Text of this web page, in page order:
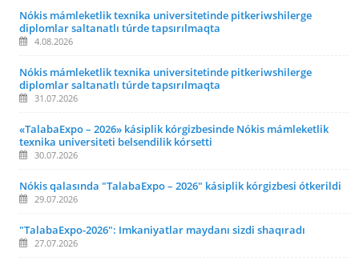
Nókis mámleketlik texnika universitetinde pitkeriwshilerge
diplomlar saltanatlı túrde tapsırılmaqta
4.08.2026
Nókis mámleketlik texnika universitetinde pitkeriwshilerge
diplomlar saltanatlı túrde tapsırılmaqta
31.07.2026
«TalabaExpo – 2026» kásiplik kórgizbesinde Nókis mámleketlik
texnika universiteti belsendilik kórsetti
30.07.2026
Nókis qalasında "TalabaExpo – 2026" kásiplik kórgizbesi ótkerildi
29.07.2026
"TalabaExpo-2026": Imkaniyatlar maydanı sizdi shaqıradı
27.07.2026